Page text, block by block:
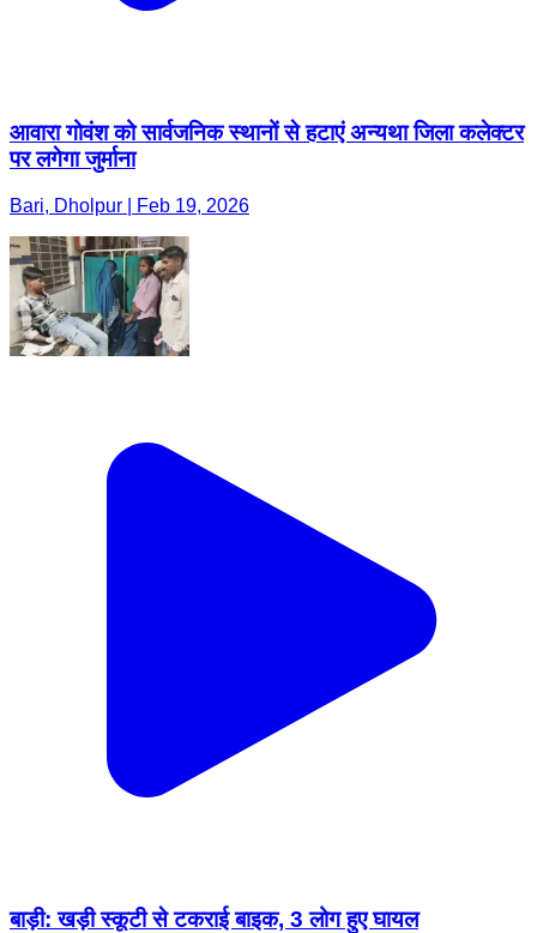
आवारा गोवंश को सार्वजनिक स्थानों से हटाएं अन्यथा जिला कलेक्टर
पर लगेगा जुर्माना
Bari, Dholpur | Feb 19, 2026
बाड़ी: खड़ी स्कूटी से टकराई बाइक, 3 लोग हुए घायल